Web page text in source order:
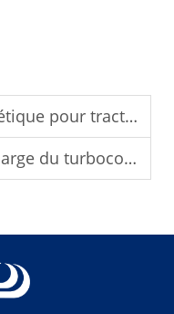
avant : problèmes courants
: fonction et réglage